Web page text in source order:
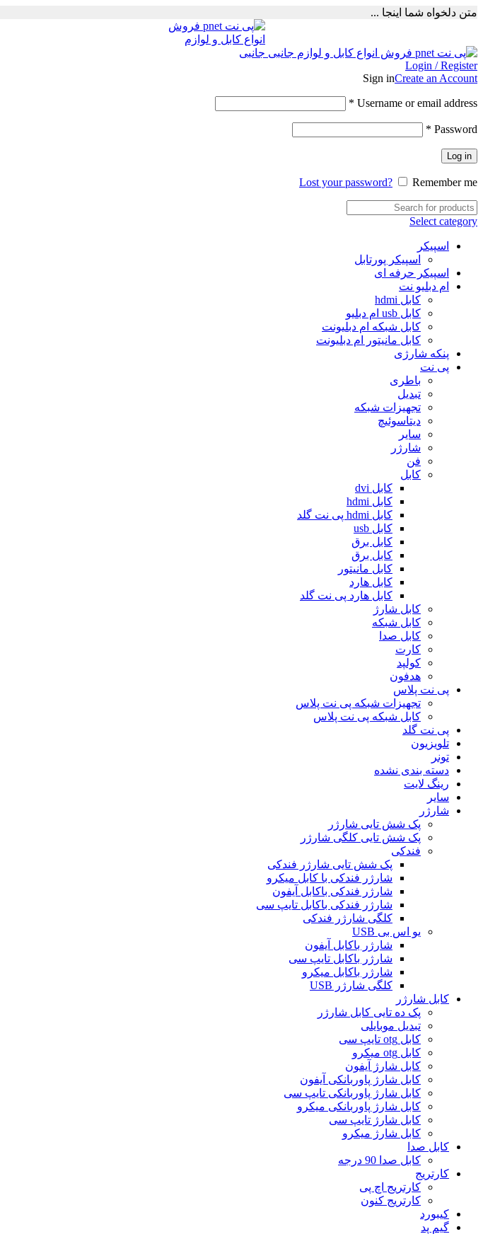
متن دلخواه شما اینجا ...
Login / Register
Sign inCreate an Account
Username or email address
*
Password
*
Log in
Lost your password? Remember me
Select category
اسپیکر
اسپیکر پورتابل
اسپیکر حرفه ای
ام دبلیو نت
کابل hdmi
کابل usb ام دبلیو
کابل شبکه ام دبلیونت
کابل مانیتور ام دبلیونت
پنکه شارژی
پی نت
باطری
تبدیل
تجهیزات شبکه
دیتاسوئیچ
سایر
شارژر
فن
کابل
کابل dvi
کابل hdmi
کابل hdmi پی نت گلد
کابل usb
کابل برق
کابل برق
کابل مانیتور
کابل هارد
کابل هارد پی نت گلد
کابل شارژ
کابل شبکه
کابل صدا
کارت
کولپد
هدفون
پی نت پلاس
تجهیزات شبکه پی نت پلاس
کابل شبکه پی نت پلاس
پی نت گلد
تلویزیون
تونر
دسته بندی نشده
رینگ لایت
سایر
شارژر
پک شش تایی شارژر
پک شش تایی کلگی شارژر
فندکی
پک شش تایی شارژر فندکی
شارژر فندکی با کابل میکرو
شارژر فندکی باکابل آیفون
شارژر فندکی باکابل تایپ سی
کلگی شارژر فندکی
یو اس بی USB
شارژر باکابل آیفون
شارژر باکابل تایپ سی
شارژر باکابل میکرو
کلگی شارژر USB
کابل شارژر
پک ده تایی کابل شارژر
تبدیل موبایلی
کابل otg تایپ سی
کابل otg میکرو
کابل شارژ آیفون
کابل شارژ پاوربانکی آیفون
کابل شارژ پاوربانکی تایپ سی
کابل شارژ پاوربانکی میکرو
کابل شارژ تایپ سی
کابل شارژ میکرو
کابل صدا
کابل صدا 90 درجه
کارتریج
کارتریج اچ پی
کارتریج کنون
کیبورد
گیم پد